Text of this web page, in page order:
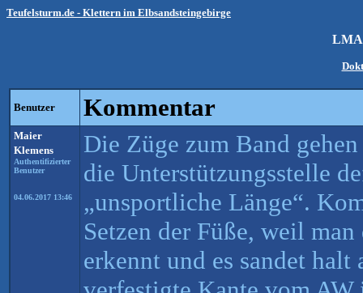
Teufelsturm.de - Klettern im Elbsandsteingebirge
Benutzer Kommentar
Maier
Klemens
Authentifizierter
Benutzer
04.06.2017 13:46
Die Züge zum Band
die Unterstützungsstelle
„unsportliche Länge“.
Setzen der Füße, weil
erkennt und es sandet